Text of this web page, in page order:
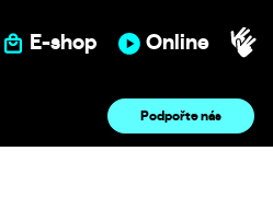
E-shop Online
Podpořte nás